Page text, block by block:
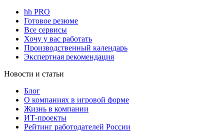
hh PRO
Готовое резюме
Все сервисы
Хочу у вас работать
Производственный календарь
Экспертная рекомендация
Новости и статьи
Блог
О компаниях в игровой форме
Жизнь в компании
ИТ-проекты
Рейтинг работодателей России